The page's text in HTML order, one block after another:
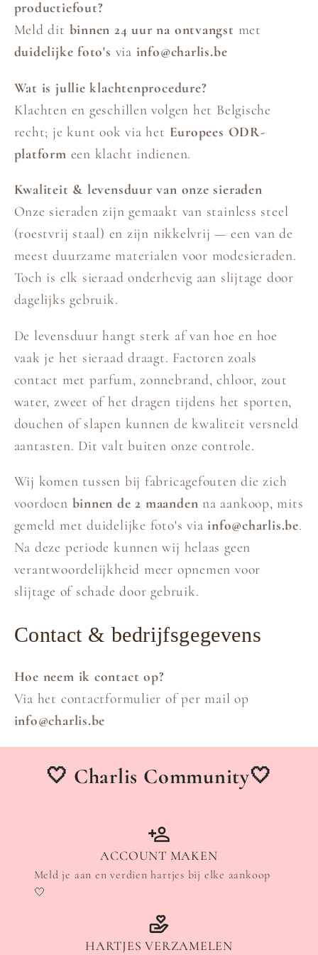
productiefout?
Meld dit binnen 24 uur na ontvangst met
duidelijke foto's via info@charlis.be
Wat is jullie klachtenprocedure?
Klachten en geschillen volgen het Belgische
recht; je kunt ook via het Europees ODR-
platform een klacht indienen.
Kwaliteit & levensduur van onze sieraden
Onze sieraden zijn gemaakt van stainless steel
(roestvrij staal) en zijn nikkelvrij — een van de
meest duurzame materialen voor modesieraden.
Toch is elk sieraad onderhevig aan slijtage door
dagelijks gebruik.
De levensduur hangt sterk af van hoe en hoe
vaak je het sieraad draagt. Factoren zoals
contact met parfum, zonnebrand, chloor, zout
water, zweet of het dragen tijdens het sporten,
douchen of slapen kunnen de kwaliteit versneld
aantasten. Dit valt buiten onze controle.
Wij komen tussen bij fabricagefouten die zich
voordoen binnen de 2 maanden na aankoop, mits
gemeld met duidelijke foto's viainfo@charlis.be.
Na deze periode kunnen wij helaas geen
verantwoordelijkheid meer opnemen voor
slijtage of schade door gebruik.
Contact & bedrijfsgegevens
Hoe neem ik contact op?
Via het contactformulier of per mail op
info@charlis.be
🤍 Charlis Community🤍
ACCOUNT MAKEN
Meld je aan en verdien hartjes bij elke aankoop
🤍
HARTJES VERZAMELEN